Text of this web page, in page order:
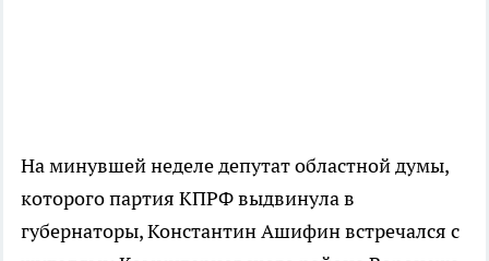
На минувшей неделе депутат областной думы,
которого партия КПРФ выдвинула в
губернаторы, Константин Ашифин встречался с